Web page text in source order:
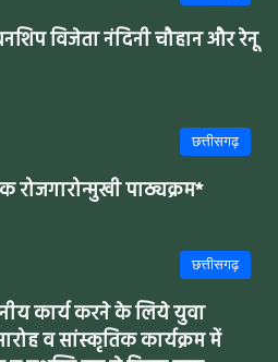
विजेता नंदिनी चौहान और रेनू
छत्तीसगढ़
पाठ्यक्रम*
छत्तीसगढ़
कार्य करने के लिये युवा
व सांस्कृतिक कार्यक्रम में